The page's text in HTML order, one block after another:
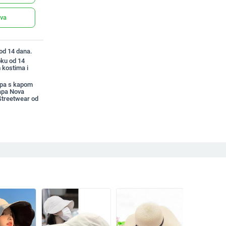
14 dana.
od 14
kostima i
s kapom
Nova
od